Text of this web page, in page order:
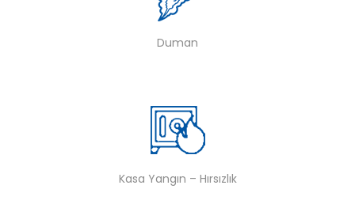
Duman
Kasa Yangın – Hırsızlık